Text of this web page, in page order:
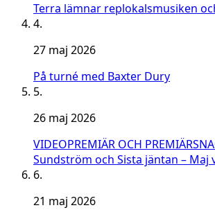
Terra lämnar replokalsmusiken
4.
27 maj 2026
På turné med Baxter Dury
5.
26 maj 2026
VIDEOPREMIÄR OCH
Sundström och Sista jäntan – Maj
6.
21 maj 2026